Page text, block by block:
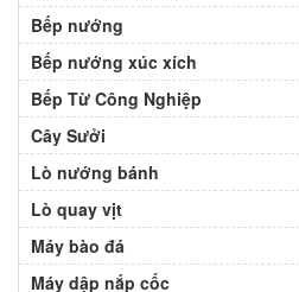
Bếp nướng
Bếp nướng xúc xích
Bếp Từ Công Nghiệp
Cây Sưởi
Lò nướng bánh
Lò quay vịt
Máy bào đá
Máy dập nắp cốc